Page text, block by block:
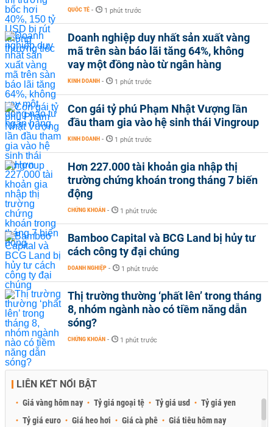
QUỐC TẾ - 1 phút trước
Doanh nghiệp duy nhất sản xuất vàng
mã trên sàn báo lãi tăng 64%, không
vay một đồng nào từ ngân hàng
KINH DOANH - 1 phút trước
Con gái tỷ phú Phạm Nhật Vượng lần
đầu tham gia vào hệ sinh thái Vingroup
KINH DOANH - 1 phút trước
Hơn 227.000 tài khoản gia nhập thị
trường chứng khoán trong tháng 7 biến
động
CHỨNG KHOÁN - 1 phút trước
Bamboo Capital và BCG Land bị hủy tư
cách công ty đại chúng
DOANH NGHIỆP - 1 phút trước
Thị trường thường ‘phất lên’ trong tháng
8, nhóm ngành nào có tiềm năng dẫn
sóng?
CHỨNG KHOÁN - 1 phút trước
LIÊN KẾT NỔI BẬT
Giá vàng hôm nay Tỷ giá ngoại tệ Tỷ giá usd
Tỷ giá yen
Tỷ giá euro
Giá heo hơi Giá cà phê Giá tiêu hôm nay